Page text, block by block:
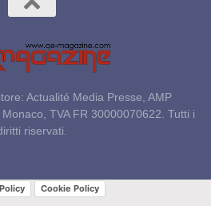
Actualité Media Presse, AMP
TVA FR 30000070622. Tutti i
riservati.
Cookie Policy